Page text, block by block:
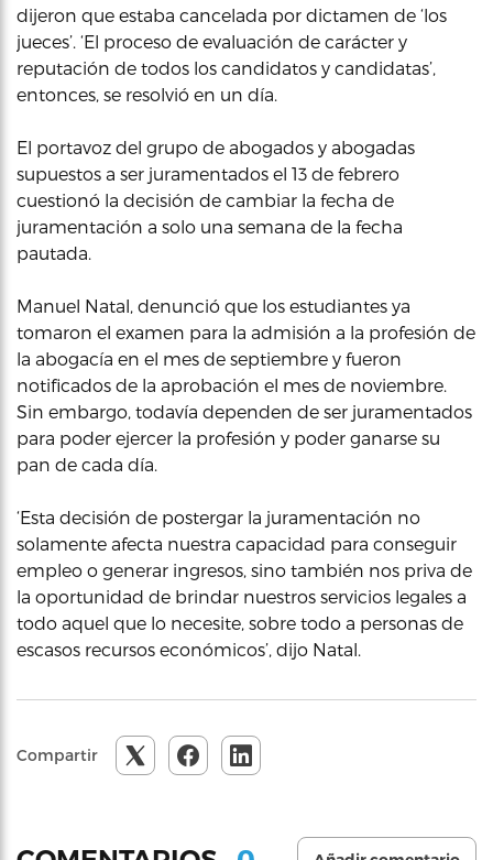
dijeron que estaba cancelada por dictamen de ‘los
jueces’. ‘El proceso de evaluación de carácter y
reputación de todos los candidatos y candidatas’,
entonces, se resolvió en un día.
El portavoz del grupo de abogados y abogadas
supuestos a ser juramentados el 13 de febrero
cuestionó la decisión de cambiar la fecha de
juramentación a solo una semana de la fecha
pautada.
Manuel Natal, denunció que los estudiantes ya
tomaron el examen para la admisión a la profesión de
la abogacía en el mes de septiembre y fueron
notificados de la aprobación el mes de noviembre.
Sin embargo, todavía dependen de ser juramentados
para poder ejercer la profesión y poder ganarse su
pan de cada día.
‘Esta decisión de postergar la juramentación no
solamente afecta nuestra capacidad para conseguir
empleo o generar ingresos, sino también nos priva de
la oportunidad de brindar nuestros servicios legales a
todo aquel que lo necesite, sobre todo a personas de
escasos recursos económicos’, dijo Natal.
Compartir